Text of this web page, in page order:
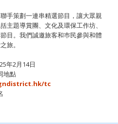
手策劃一連串精選節目，讓大眾親
主題導賞團、文化及環保工作坊、
目。我們誠邀旅客和巿民參與和體
旅。
年2月14日
地點
tc